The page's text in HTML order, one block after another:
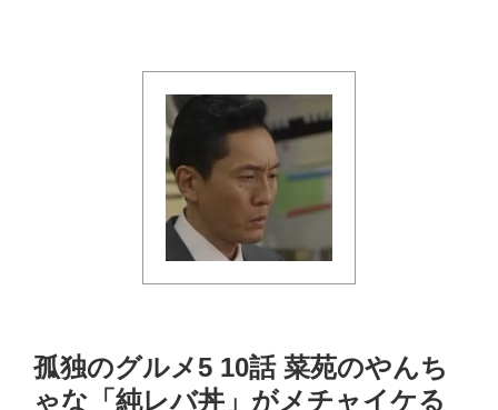
孤独のグルメ5 10話 菜苑のやんち
ゃな「純レバ丼」がメチャイケる